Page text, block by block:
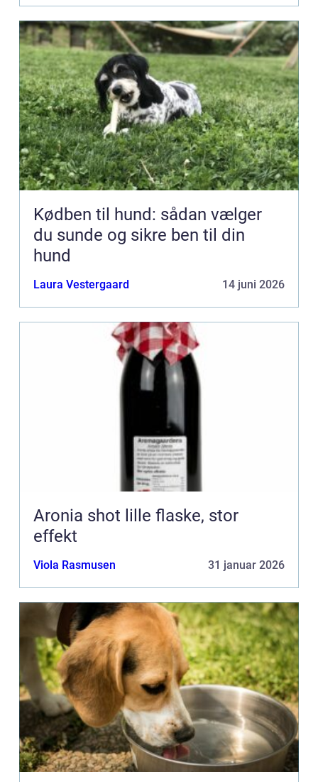
Kødben til hund: sådan vælger
du sunde og sikre ben til din
hund
Laura Vestergaard 14 juni 2026
Aronia shot lille flaske, stor
effekt
Viola Rasmusen 31 januar 2026